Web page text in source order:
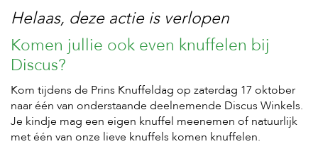
H
o
m
e
F
o
l
d
Helaas, deze actie is verlopen
Komen jullie ook even knuffelen bij
Discus?
Kom tijdens de Prins Knuffeldag op zaterdag 17 oktober
naar één van onderstaande deelnemende Discus Winkels.
Je kindje mag een eigen knuffel meenemen of natuurlijk
met één van onze lieve knuffels komen knuffelen.